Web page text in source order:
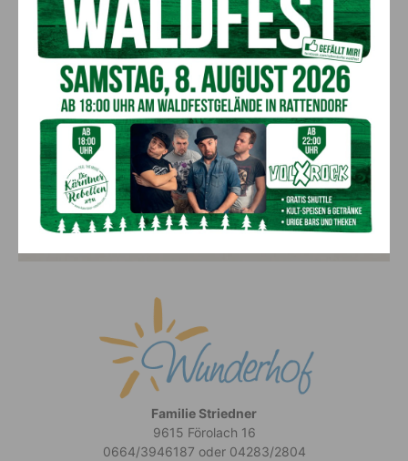
Familie Striedner
9615 Förolach 16
0664/3946187 oder 04283/2804